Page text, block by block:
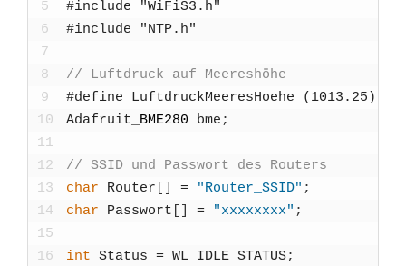
5
6
7
8
9
10
11
12
13
14
15
16
#include "WiFiS3.h"
#include "NTP.h"
// Luft­druck auf Mee­res­hö­he
#defi­ne Luft­druck­Mee­res­Hoe­he (1013.25)
Adafruit
BME280 bme ;
// SSID und Pass­wort des Rou­ters
char
Rou­ter = "Router_SSID" ;
char
Pass­wort = "xxxxxxxx" ;
int Sta­tus = WL_IDLE_STATUS;